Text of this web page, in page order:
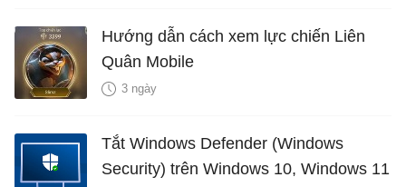
Hướng dẫn cách xem lực chiến Liên
Quân Mobile
3 ngày
Tắt Windows Defender (Windows
Security) trên Windows 10, Windows 11